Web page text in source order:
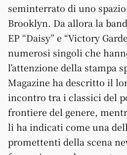
seminterrato di uno
Brooklyn. Da allora la
EP “Daisy” e “Victory
numerosi singoli che
l’attenzione della stampa
Magazine ha descritto il
incontro tra i classici del
frontiere del genere,
li ha indicati come una
promettenti della scena